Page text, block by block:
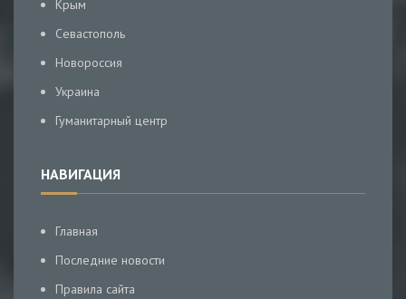
Крым
Севастополь
Новороссия
Украина
Гуманитарный центр
НАВИГАЦИЯ
Главная
Последние новости
Правила сайта